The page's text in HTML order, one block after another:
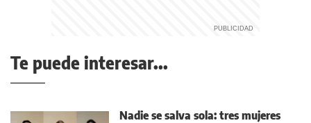
Te puede interesar...
Nadie se salva sola: tres mujeres